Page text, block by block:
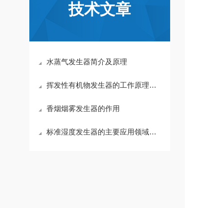
技术文章
水蒸气发生器简介及原理
挥发性有机物发生器的工作原理、主要类型和应用
香烟烟雾发生器的作用
标准湿度发生器的主要应用领域及使用条件